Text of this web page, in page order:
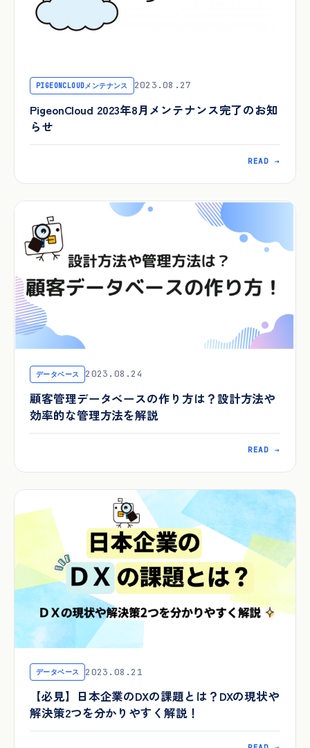
PIGEONCLOUDメンテナンス 2023.08.27
PigeonCloud 2023年8月メンテナンス完了のお知
らせ
READ →
データベース 2023.08.24
顧客管理データベースの作り方は？設計方法や
効率的な管理方法を解説
READ →
データベース 2023.08.21
【必見】日本企業のDXの課題とは？DXの現状や
解決策2つを分かりやすく解説！